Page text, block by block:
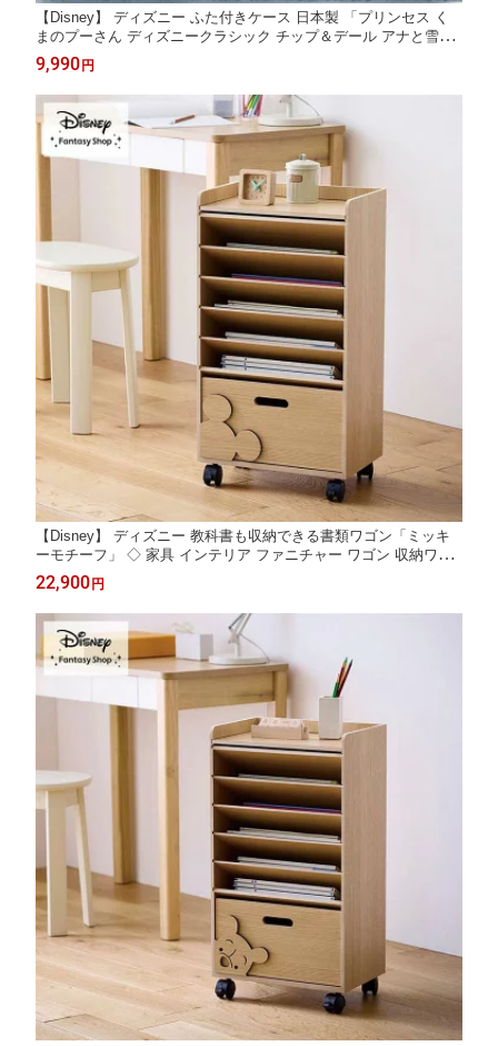
【Disney】 ディズニー ふた付きケース 日本製 「プリンセス く
まのプーさん ディズニークラシック チップ＆デール アナと雪の
女王 ミッキー＆フレンズ トイ・ストーリー 」◇ 収納 ケース 収
納ボックス ケース 収納ケース ふた フタ付き ピクサー
9,990円
【Disney】 ディズニー 教科書も収納できる書類ワゴン「ミッキ
ーモチーフ」 ◇ 家具 インテリア ファニチャー ワゴン 収納ワゴ
ン キャスターつき カート 新生活 書類ワゴン ワゴン 新商品 教科
書 入園 入学 整理整頓 お片付け 小学生 子供 キッズ 大人
22,900円